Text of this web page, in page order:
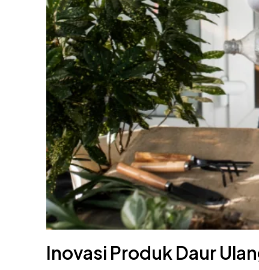
Inovasi Produk Daur